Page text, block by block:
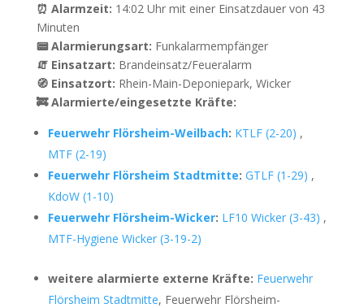
⏰ Alarmzeit: 14:02 Uhr mit einer Einsatzdauer von 43
Minuten
📟 Alarmierungsart: Funkalarmempfänger
🧯 Einsatzart: Brandeinsatz/Feueralarm
🧭 Einsatzort: Rhein-Main-Deponiepark, Wicker
🚒 Alarmierte/eingesetzte Kräfte:
Feuerwehr Flörsheim-Weilbach: KTLF (2-20) ,
MTF (2-19)
Feuerwehr Flörsheim Stadtmitte: GTLF (1-29) ,
KdoW (1-10)
Feuerwehr Flörsheim-Wicker: LF10 Wicker (3-43) ,
MTF-Hygiene Wicker (3-19-2)
weitere alarmierte externe Kräfte: Feuerwehr
Flörsheim Stadtmitte, Feuerwehr Flörsheim-